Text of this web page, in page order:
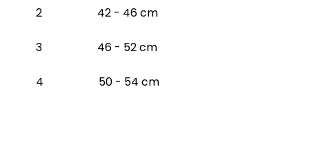
2 42 - 46 cm
3 46 - 52 cm
4 50 - 54 cm